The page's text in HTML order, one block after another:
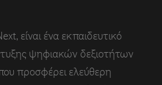
είναι ένα εκπαιδευτικό
ψηφιακών δεξιοτήτων
προσφέρει ελεύθερη